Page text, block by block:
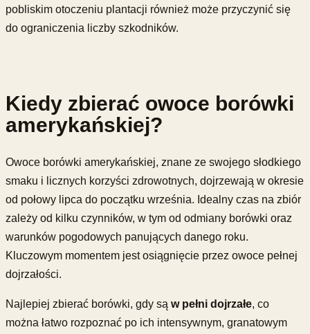
pobliskim otoczeniu plantacji również może przyczynić się
do ograniczenia liczby szkodników.
Kiedy zbierać owoce borówki
amerykańskiej?
Owoce borówki amerykańskiej, znane ze swojego słodkiego
smaku i licznych korzyści zdrowotnych, dojrzewają w okresie
od połowy lipca do początku września. Idealny czas na zbiór
zależy od kilku czynników, w tym od odmiany borówki oraz
warunków pogodowych panujących danego roku.
Kluczowym momentem jest osiągnięcie przez owoce pełnej
dojrzałości.
Najlepiej zbierać borówki, gdy są w pełni dojrzałe, co
można łatwo rozpoznać po ich intensywnym, granatowym